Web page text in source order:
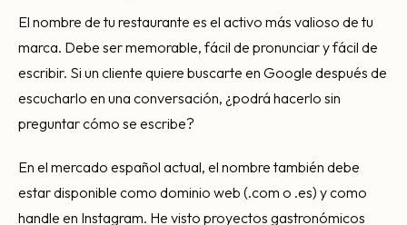
El nombre de tu restaurante es el activo más valioso de tu
marca. Debe ser memorable, fácil de pronunciar y fácil de
escribir. Si un cliente quiere buscarte en Google después de
escucharlo en una conversación, ¿podrá hacerlo sin
preguntar cómo se escribe?
En el mercado español actual, el nombre también debe
estar disponible como dominio web (.com o .es) y como
handle en Instagram. He visto proyectos gastronómicos